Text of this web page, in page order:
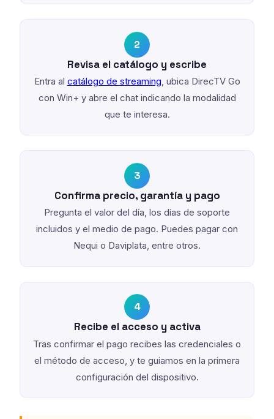
2
Revisa el catálogo y escribe
Entra al catálogo de streaming, ubica DirecTV Go
con Win+ y abre el chat indicando la modalidad
que te interesa.
3
Confirma precio, garantía y pago
Pregunta el valor del día, los días de soporte
incluidos y el medio de pago. Puedes pagar con
Nequi o Daviplata, entre otros.
4
Recibe el acceso y activa
Tras confirmar el pago recibes las credenciales o
el método de acceso, y te guiamos en la primera
configuración del dispositivo.